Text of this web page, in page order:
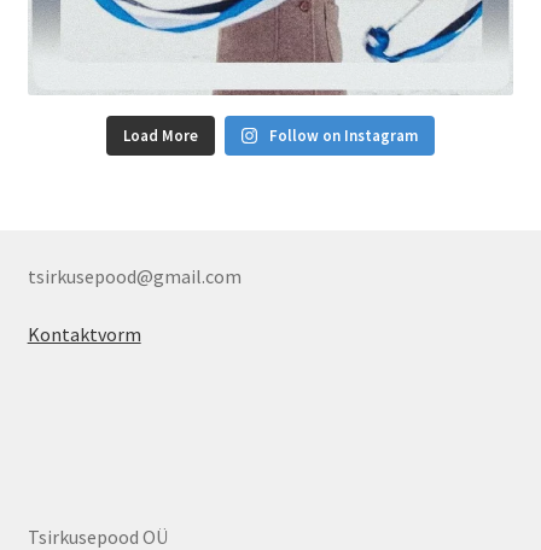
Load More Follow on Instagram
tsirkusepood@gmail.com
Kontaktvorm
Tsirkusepood OÜ